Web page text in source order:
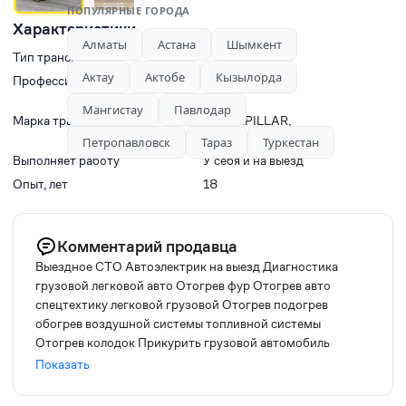
Характеристики
Тип транспорта
Профессии
Автоэлектрик
Отогрев
Марка транспорта
CATERPILLAR,
KOMATSU
Ещё
Выполняет работу
У себя и на выезд
Опыт, лет
18
Комментарий продавца
Выездное СТО Автоэлектрик на выезд Диагностика
грузовой легковой авто Отогрев фур Отогрев авто
спецтехтику легковой грузовой Отогрев подогрев
обогрев воздушной системы топливной системы
Отогрев колодок Прикурить грузовой автомобиль
Прикурить легковой Пусковое устройство машка 12
грузовых легковых авто Спецтехника любой сложности
Показать
ПОПУЛЯРНЫЕ ГОРОДА
Алматы Астана
Шымкент
Актау
Актобе
Кызылорда
Мангистау
Павлодар
Петропавловск
Тараз Туркестан